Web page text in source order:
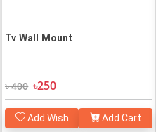
Tv Wall Mount
৳ 400 ৳250
Add Wish Add Cart